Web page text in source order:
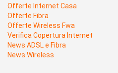
Offerte Internet Casa
Offerte Fibra
Offerte Wireless Fwa
Verifica Copertura Internet
News ADSL e Fibra
News Wireless